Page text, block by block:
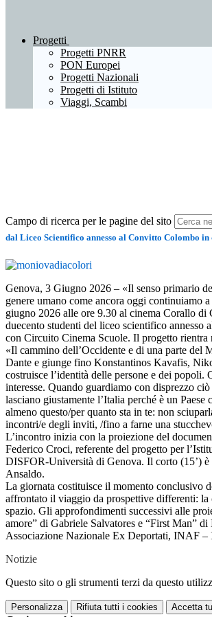
Progetti
Progetti PNRR
PON Europei
Progetti Nazionali
Progetti di Istituto
Viaggi, Scambi
Campo di ricerca per le pagine del sito
dal Liceo Scientifico annesso al Convitto Colombo
Genova, 3 Giugno 2026 – «Il senso primario
genere umano come ancora oggi continuiamo
giugno 2026 alle ore 9.30 al cinema Corallo
duecento studenti del liceo scientifico
con Circuito Cinema Scuole. Il progetto
«Il cammino dell’Occidente e di una parte del
Dante e giunge fino Konstantinos Kavafis,
costruisce l’identità delle persone e dei popoli.
interesse. Quando guardiamo con disprezzo
lasciano giustamente l’Italia perché è un
almeno questo/per quanto sta in te: non
incontri/e degli inviti, /fino a farne una
L’incontro inizia con la proiezione del
Federico Croci, referente del progetto per
DISFOR-Università di Genova. Il corto (15’)
Ansaldo.
La giornata costituisce il momento conclusivo
affrontato il viaggio da prospettive differenti:
spazio. Gli approfondimenti successivi alle
amore” di Gabriele Salvatores e “First Man”
Associazione Nazionale Ex Deportati, INAF
Notizie
Questo sito o gli strumenti terzi da questo
Personalizza Rifiuta tutti i cookies Accetta